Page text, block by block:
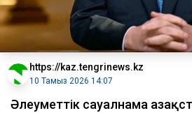
https://kaz.tengrinews.kz
10 Тамыз 2026 14:07
Әлеуметтік сауалнама